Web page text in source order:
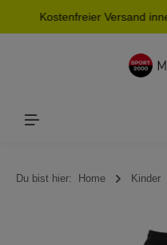
springen
Kostenfreier Versand
Du bist hier: Home Kinder
Bildergalerie überspringen